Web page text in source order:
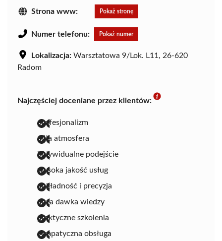
Strona www: Pokaż stronę
Numer telefonu: Pokaż numer
Lokalizacja: Warsztatowa 9/Lok. L11, 26-620
Radom
Najczęściej doceniane przez klientów:
profesjonalizm
miła atmosfera
indywidualne podejście
wysoka jakość usług
dokładność i precyzja
duża dawka wiedzy
praktyczne szkolenia
sympatyczna obsługa